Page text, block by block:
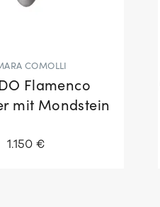
COMOLLI
Flamenco
mit Mondstein
1.150 €